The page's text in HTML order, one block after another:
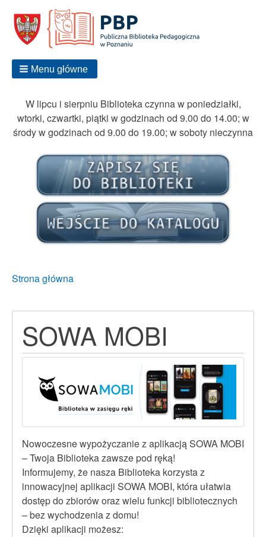
Menu główne
W lipcu i sierpniu Biblioteka czynna w poniedziałki,
wtorki, czwartki, piątki w godzinach od 9.00 do 14.00; w
środy w godzinach od 9.00 do 19.00; w soboty nieczynna
Breadcrumbs
You
Strona główna
SOWA MOBI
Nowoczesne wypożyczanie z aplikacją SOWA MOBI
– Twoja Biblioteka zawsze pod ręką!
Informujemy, że nasza Biblioteka korzysta z
innowacyjnej aplikacji SOWA MOBI, która ułatwia
dostęp do zbiorów oraz wielu funkcji bibliotecznych
– bez wychodzenia z domu!
Dzięki aplikacji możesz: